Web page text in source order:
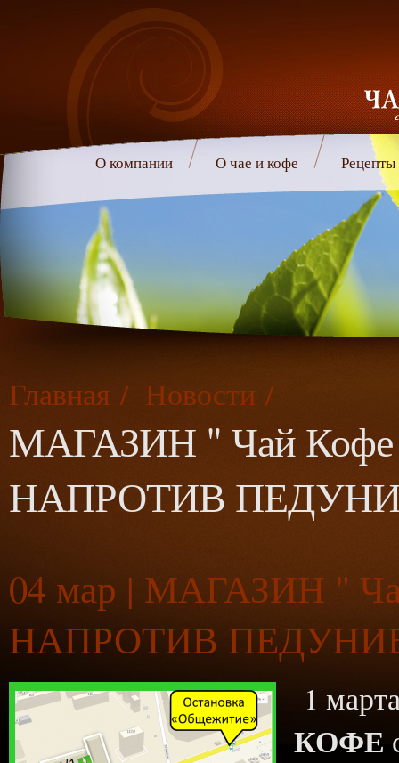
О компании О чае и кофе Рецепты
Главная / Новости /
МАГАЗИН " Чай Кофе
НАПРОТИВ
04 мар | МАГАЗИН "
НАПРОТИВ
1
КОФЕ